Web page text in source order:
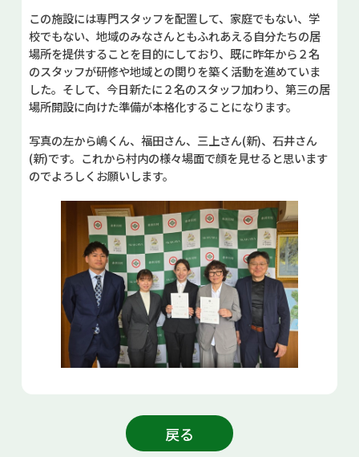
この施設には専門スタッフを配置して、家庭でもない、学
校でもない、地域のみなさんともふれあえる自分たちの居
場所を提供することを目的にしており、既に昨年から２名
のスタッフが研修や地域との関りを築く活動を進めていま
した。そして、今日新たに２名のスタッフ加わり、第三の居
場所開設に向けた準備が本格化することになります。
写真の左から嶋くん、福田さん、三上さん(新)、石井さん
(新)です。これから村内の様々場面で顔を見せると思います
のでよろしくお願いします。
戻る